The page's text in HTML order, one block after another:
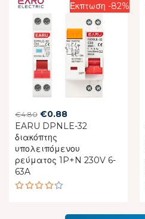
Έκπτωση -82%
€4.80 Original
price
was:
€4.80.
€0.88Current
price
€0.88.
EARU DPNLE-32
διακόπτης
υπολειπόμενου
ρεύματος 1P+N 230V 6-
63A